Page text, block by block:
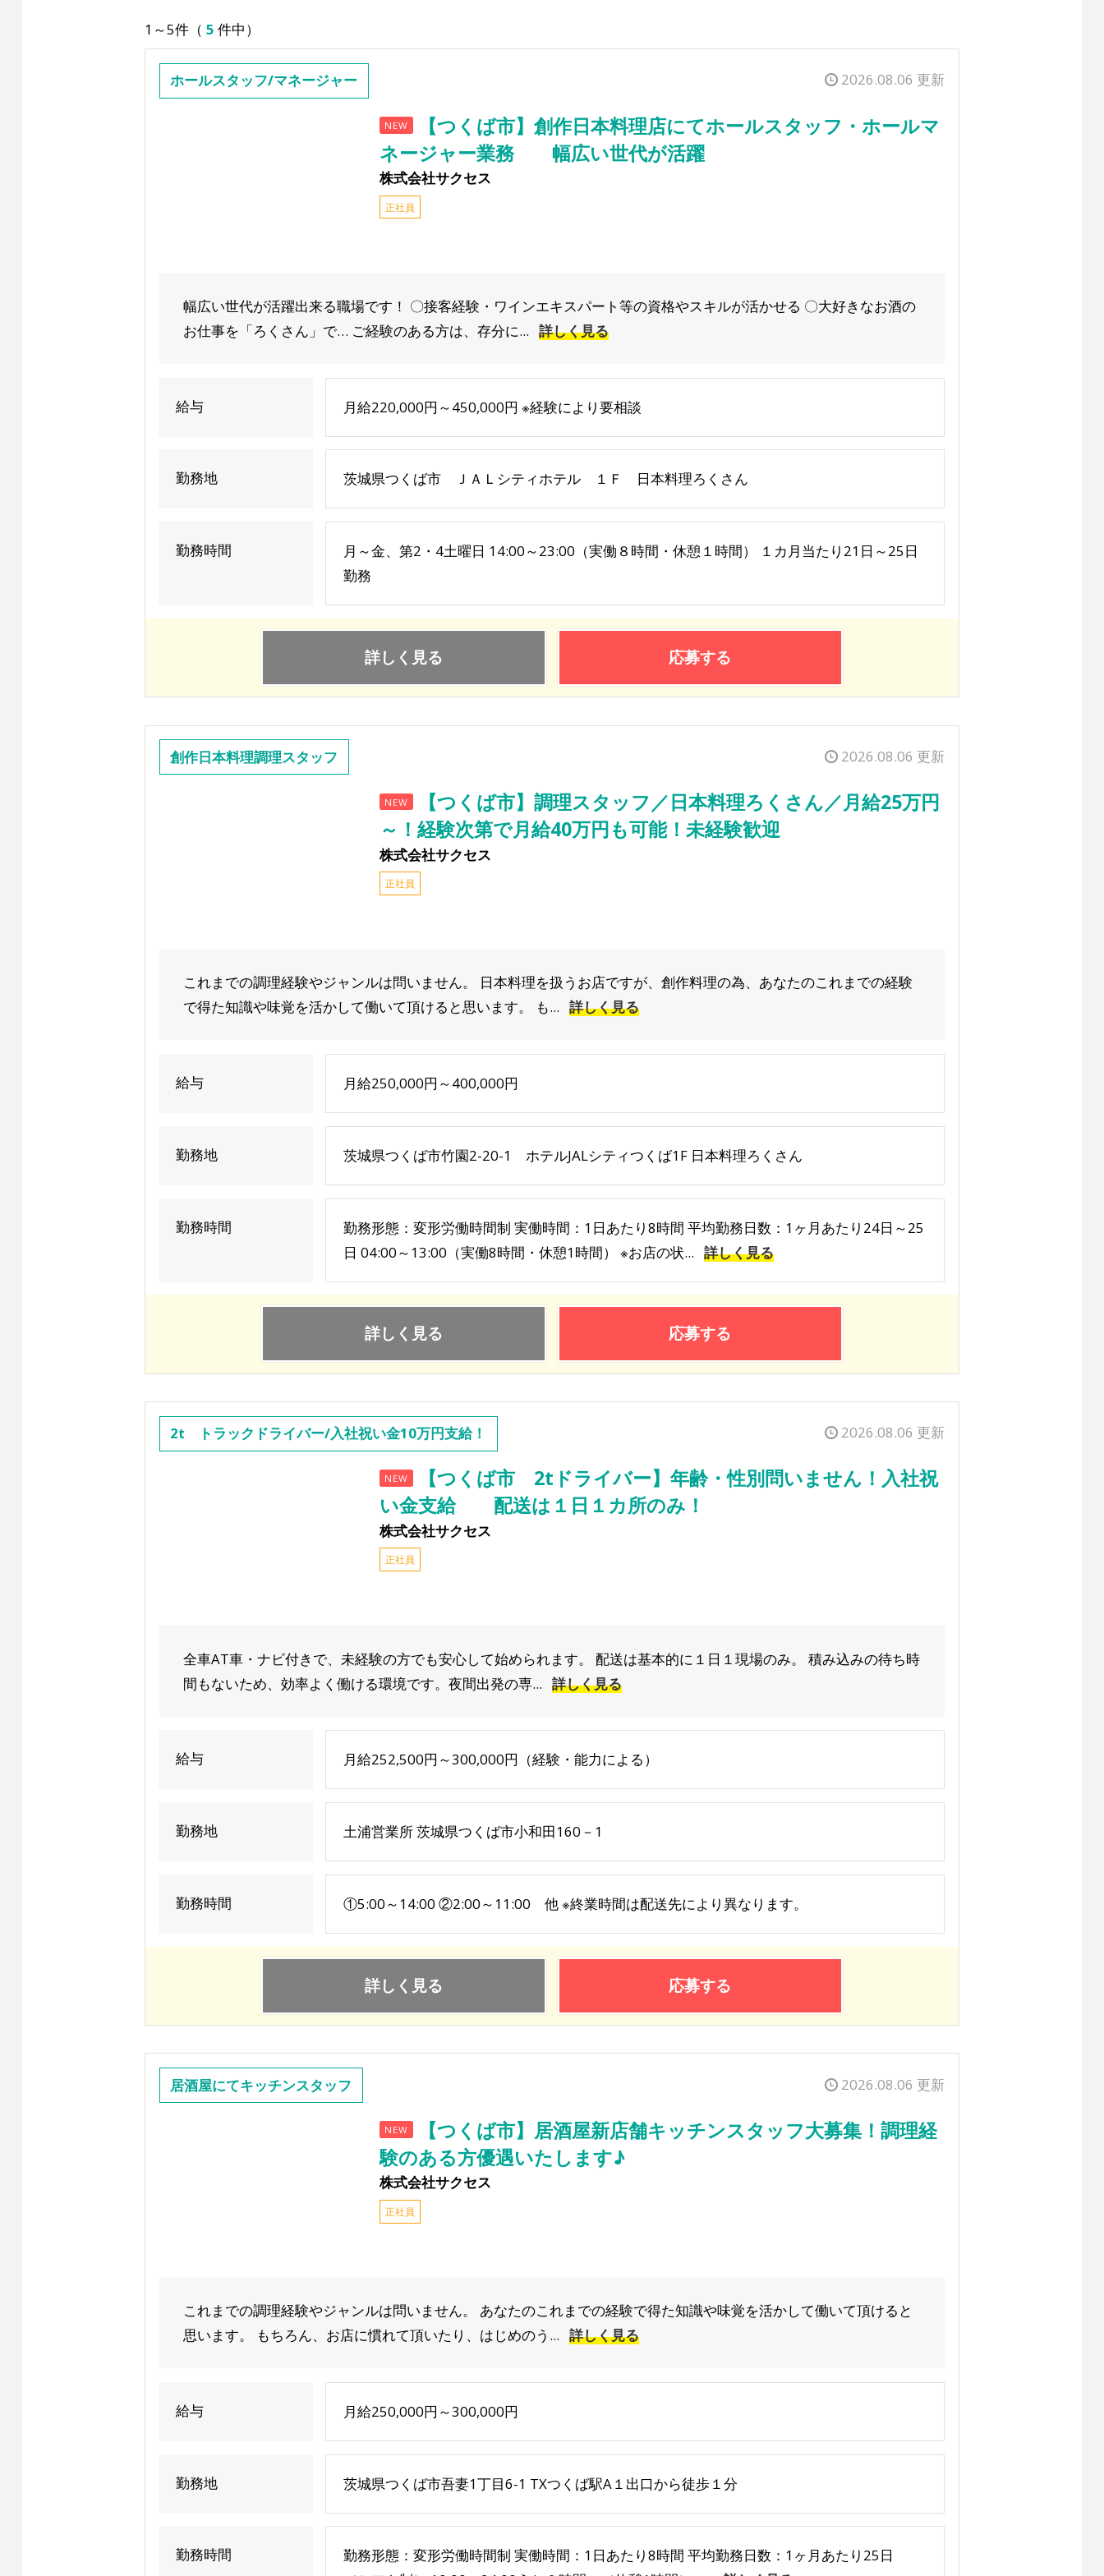
1～5件（ 5 件中）
ホールスタッフ/マネージャー 2026.08.06 更新
NEW
【つくば市】創作日本料理店にてホールスタッフ・ホールマ
ネージャー業務 幅広い世代が活躍
株式会社サクセス
正社員
幅広い世代が活躍出来る職場です！ 〇接客経験・ワインエキスパート等の資格やスキルが活かせる 〇大好きなお酒の
お仕事を「ろくさん」で… ご経験のある方は、存分に... 詳しく見る
給与 月給220,000円～450,000円 ※経験により要相談
勤務地 茨城県つくば市 ＪＡＬシティホテル １Ｆ 日本料理ろくさん
勤務時間
月～金、第2・4土曜日 14:00～23:00（実働８時間・休憩１時間） １カ月当たり21日～25日
勤務
詳しく見る 応募する
創作日本料理調理スタッフ 2026.08.06 更新
NEW
【つくば市】調理スタッフ／日本料理ろくさん／月給25万円
～！経験次第で月給40万円も可能！未経験歓迎
株式会社サクセス
正社員
これまでの調理経験やジャンルは問いません。 日本料理を扱うお店ですが、創作料理の為、あなたのこれまでの経験
で得た知識や味覚を活かして働いて頂けると思います。 も... 詳しく見る
給与 月給250,000円～400,000円
勤務地 茨城県つくば市竹園2-20-1 ホテルJALシティつくば1F 日本料理ろくさん
勤務時間
勤務形態：変形労働時間制 実働時間：1日あたり8時間 平均勤務日数：1ヶ月あたり24日～25
日 04:00～13:00（実働8時間・休憩1時間） ※お店の状... 詳しく見る
詳しく見る 応募する
2t トラックドライバー/入社祝い金10万円支給！ 2026.08.06 更新
NEW
【つくば市 2tドライバー】年齢・性別問いません！入社祝
い金支給 配送は１日１カ所のみ！
株式会社サクセス
正社員
全車AT車・ナビ付きで、未経験の方でも安心して始められます。 配送は基本的に１日１現場のみ。 積み込みの待ち時
間もないため、効率よく働ける環境です。夜間出発の専... 詳しく見る
給与 月給252,500円～300,000円（経験・能力による）
勤務地 土浦営業所 茨城県つくば市小和田160－1
勤務時間 ①5:00～14:00 ②2:00～11:00 他 ※終業時間は配送先により異なります。
詳しく見る 応募する
居酒屋にてキッチンスタッフ 2026.08.06 更新
NEW
【つくば市】居酒屋新店舗キッチンスタッフ大募集！調理経
験のある方優遇いたします♪
株式会社サクセス
正社員
これまでの調理経験やジャンルは問いません。 あなたのこれまでの経験で得た知識や味覚を活かして働いて頂けると
思います。 もちろん、お店に慣れて頂いたり、はじめのう... 詳しく見る
給与 月給250,000円～300,000円
勤務地 茨城県つくば市吾妻1丁目6-1 TXつくば駅A１出口から徒歩１分
勤務時間
勤務形態：変形労働時間制 実働時間：1日あたり8時間 平均勤務日数：1ヶ月あたり25日